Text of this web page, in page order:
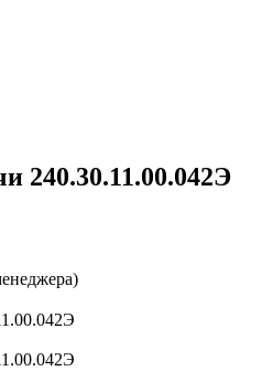
240.30.11.00.042Э